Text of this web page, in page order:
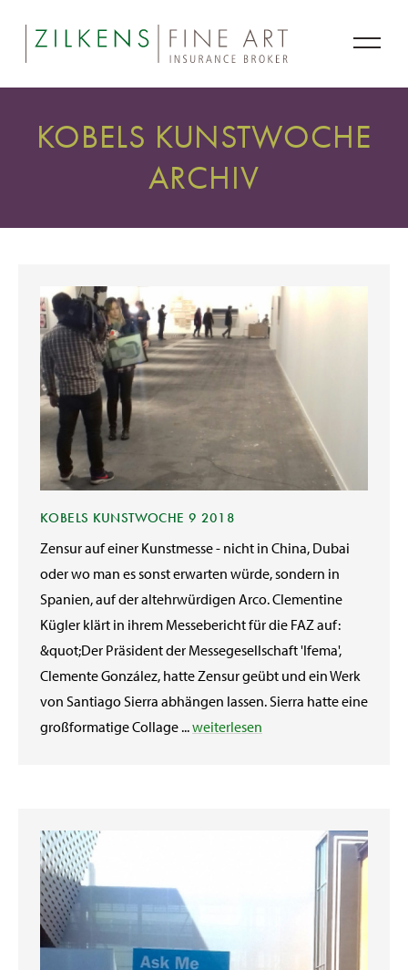
KOBELS KUNSTWOCHE
ARCHIV
KOBELS KUNSTWOCHE 9 2018
Zensur auf einer Kunstmesse - nicht in China, Dubai
oder wo man es sonst erwarten würde, sondern in
Spanien, auf der altehrwürdigen Arco. Clementine
Kügler klärt in ihrem Messebericht für die FAZ auf:
&quot;Der Präsident der Messegesellschaft 'Ifema',
Clemente González, hatte Zensur geübt und ein Werk
von Santiago Sierra abhängen lassen. Sierra hatte eine
großformatige Collage ...weiterlesen